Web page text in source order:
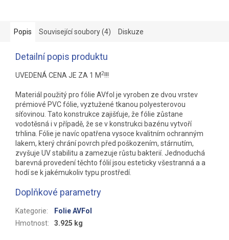
Popis Související soubory (4) Diskuze
Detailní popis produktu
UVEDENÁ CENA JE ZA 1 M2!!!
Materiál použitý pro fólie AVfol je vyroben ze dvou vrstev
prémiové PVC fólie, vyztužené tkanou polyesterovou
síťovinou. Tato konstrukce zajišťuje, že fólie zůstane
vodotěsná i v případě, že se v konstrukci bazénu vytvoří
trhlina. Fólie je navíc opatřena vysoce kvalitním ochranným
lakem, který chrání povrch před poškozením, stárnutím,
zvyšuje UV stabilitu a zamezuje růstu bakterií. Jednoduchá
barevná provedení těchto fólií jsou esteticky všestranná a a
hodí se k jakémukoliv typu prostředí.
Doplňkové parametry
Kategorie:
Folie AVFol
Hmotnost: 3.925 kg